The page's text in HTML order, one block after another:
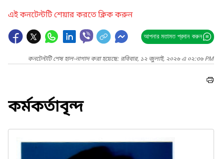
এই কনটেন্টটি শেয়ার করতে ক্লিক করুন
আপনার মতামত প্রদান করুন
কনটেন্টটি শেষ হাল-নাগাদ করা হয়েছে: রবিবার, ১২ জুলাই, ২০২৬ এ ০২:৩৬ PM
কর্মকর্তাবৃন্দ